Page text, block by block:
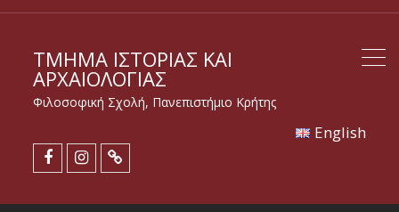
ΤΜΉΜΑ ΙΣΤΟΡΊΑΣ ΚΑΙ
ΑΡΧΑΙΟΛΟΓΊΑΣ
Φιλοσοφική Σχολή, Πανεπιστήμιο Κρήτης
Εnglish